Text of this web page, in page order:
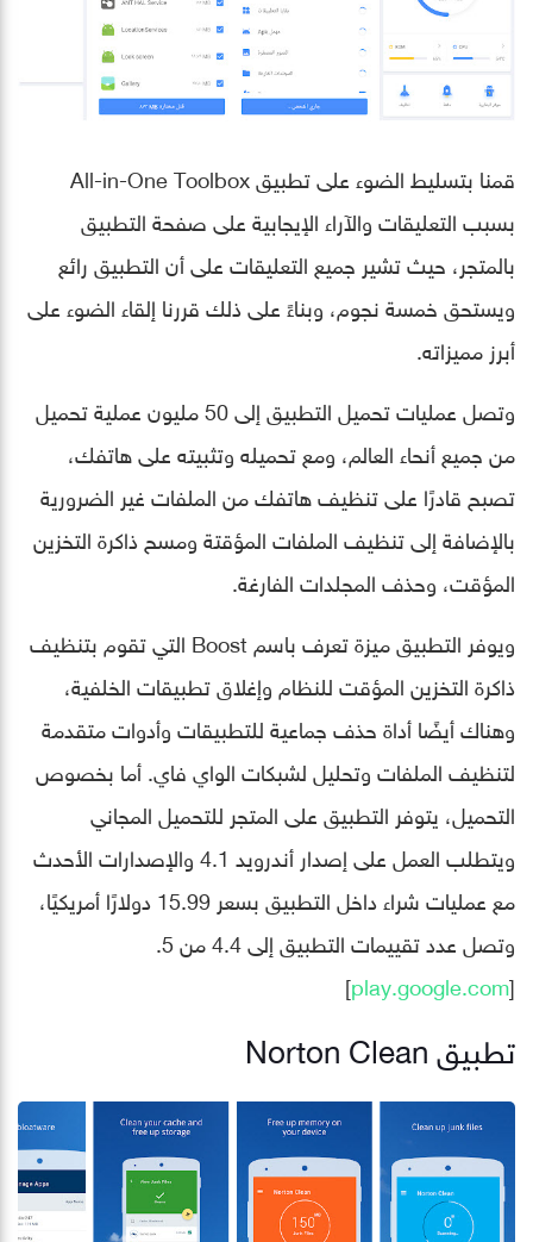
قمنا بتسليط الضوء على تطبيق All-in-One Toolbox
بسبب التعليقات والآراء الإيجابية على صفحة التطبيق
بالمتجر، حيث تشير جميع التعليقات على أن التطبيق رائع
ويستحق خمسة نجوم، وبناءً على ذلك قررنا إلقاء الضوء على
أبرز مميزاته.
وتصل عمليات تحميل التطبيق إلى 50 مليون عملية تحميل
من جميع أنحاء العالم، ومع تحميله وتثبيته على هاتفك،
تصبح قادرًا على تنظيف هاتفك من الملفات غير الضرورية
بالإضافة إلى تنظيف الملفات المؤقتة ومسح ذاكرة التخزين
المؤقت، وحذف المجلدات الفارغة.
ويوفر التطبيق ميزة تعرف باسم Boost التي تقوم بتنظيف
ذاكرة التخزين المؤقت للنظام وإغلاق تطبيقات الخلفية،
وهناك أيضًا أداة حذف جماعية للتطبيقات وأدوات متقدمة
لتنظيف الملفات وتحليل لشبكات الواي فاي. أما بخصوص
التحميل، يتوفر التطبيق على المتجر للتحميل المجاني
ويتطلب العمل على إصدار أندرويد 4.1 والإصدارات الأحدث
مع عمليات شراء داخل التطبيق بسعر 15.99 دولارًا أمريكيًا،
وتصل عدد تقييمات التطبيق إلى 4.4 من 5.
[
play.google.com
]
تطبيق Norton Clean